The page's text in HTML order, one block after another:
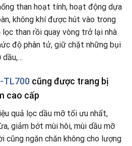
than hoạt tính, hoạt động dựa
không khí được hút vào trong
lọc than rồi quay vòng trở lại nhà
độ phân tử, giữ chặt những bụi
dầu,…
TL700 cũng được trang bị
cao cấp
quả lọc dầu mỡ tối ưu nhất,
giảm bớt mùi hôi, mùi dầu mỡ
cũng ngăn chăn không cho lượng